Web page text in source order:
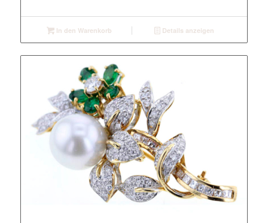
In den Warenkorb Details anzeigen